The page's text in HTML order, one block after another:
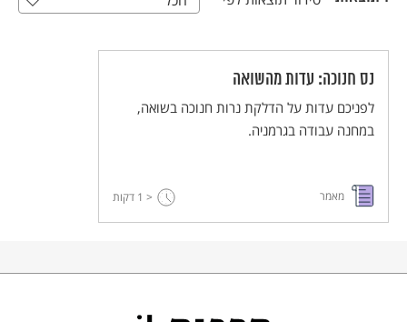
כל האתר
נס חנוכה: עדות מהשואה
לפניכם עדות על הדלקת נרות חנוכה בשואה,
במחנה עבודה בגרמניה.
מאמר < 1 דקות